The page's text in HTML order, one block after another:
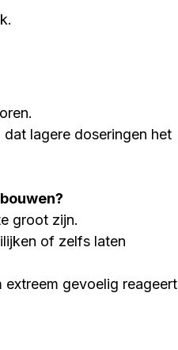
lagere doseringen het
groot zijn.
of zelfs laten
gevoelig reageert